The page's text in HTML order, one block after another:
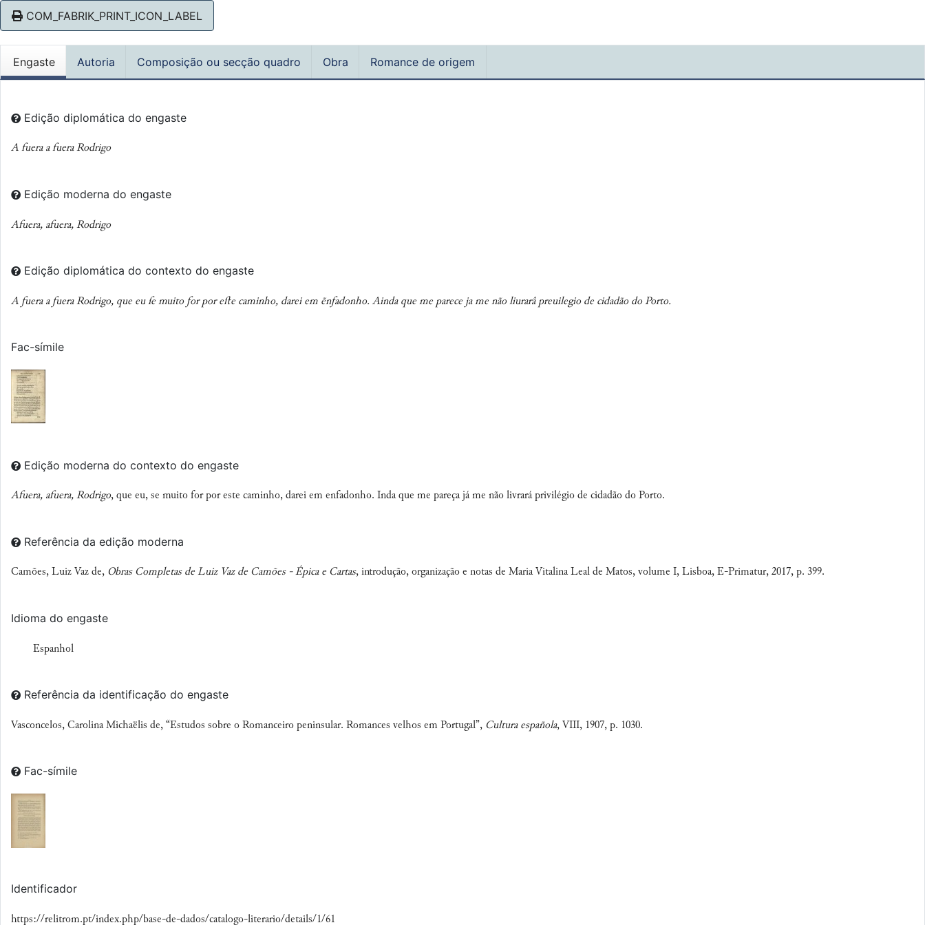
COM_FABRIK_PRINT_ICON_LABEL
Engaste Autoria Composição ou secção quadro Obra Romance de origem
Edição diplomática do engaste
A fuera a fuera Rodrigo
Edição moderna do engaste
Afuera, afuera, Rodrigo
Edição diplomática do contexto do engaste
A ƒuera a ƒuera Rodrigo, que eu ſe muito ƒor por eﬅe caminho, darei em ẽnƒadonho. Ainda que me parece ja me não liurarâ preuilegio de cidadão do Porto.
Fac-símile
Edição moderna do contexto do engaste
Afuera, afuera, Rodrigo, que eu, se muito for por este caminho, darei em enfadonho. Inda que me pareça já me não livrará privilégio de cidadão do Porto.
Referência da edição moderna
Camões, Luiz Vaz de, Obras Completas de Luiz Vaz de Camões - Épica e Cartas, introdução, organização e notas de Maria Vitalina Leal de Matos, volume I, Lisboa, E-Primatur, 2017, p. 399.
Idioma do engaste
Espanhol
Referência da identificação do engaste
Vasconcelos, Carolina Michaëlis de, “Estudos sobre o Romanceiro peninsular. Romances velhos em Portugal”, Cultura española, VIII, 1907, p. 1030.
Fac-símile
Identificador
https://relitrom.pt/index.php/base-de-dados/catalogo-literario/details/1/61